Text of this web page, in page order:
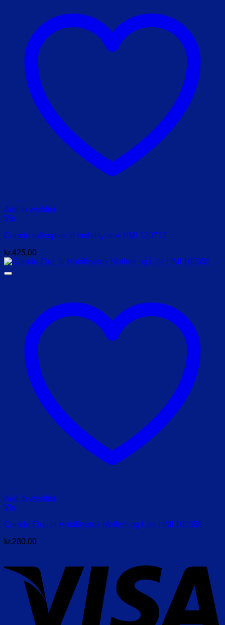
Add to wishlist
Vis
Comde rullespids til mobility stok HMI 120713
kr.425,00
Add to wishlist
Vis
Comde Etui, til Mobilitystok Mellem og Lille HMI 100358
kr.280,00